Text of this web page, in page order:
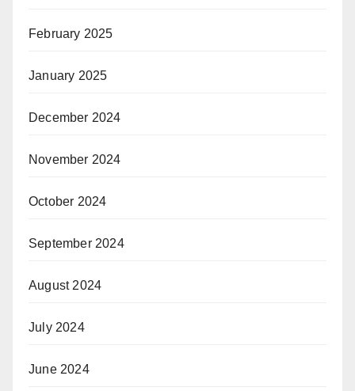
February 2025
January 2025
December 2024
November 2024
October 2024
September 2024
August 2024
July 2024
June 2024